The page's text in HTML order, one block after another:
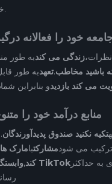
.
جامعه خود را فعالانه
زندگی می کندبه طور
باشید مخاطب.تعهدبه طور
می کند بازدیدو بنابراین شما
3. منابع درآمد خود را
تکیه نکنید صندوق پدیدآورندگان
ترکیب می شودمشارکتبامارک ها
کند, فروشگاه TikTok به حداکثر